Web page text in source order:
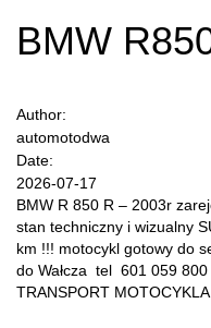
BMW
Author:
automotodwa
Date:
2026-07-17
BMW R 850 R – 2003r
stan techniczny i wizualny
km !!! motocykl gotowy do
do Wałcza tel 601 059
TRANSPORT